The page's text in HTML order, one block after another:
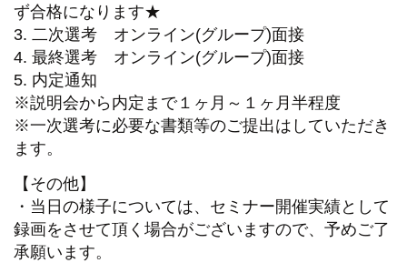
ず合格になります★
3. 二次選考 オンライン(グループ)面接
4. 最終選考 オンライン(グループ)面接
5. 内定通知
※説明会から内定まで１ヶ月～１ヶ月半程度
※一次選考に必要な書類等のご提出はしていただき
ます。
【その他】
・当日の様子については、セミナー開催実績として
録画をさせて頂く場合がございますので、予めご了
承願います。